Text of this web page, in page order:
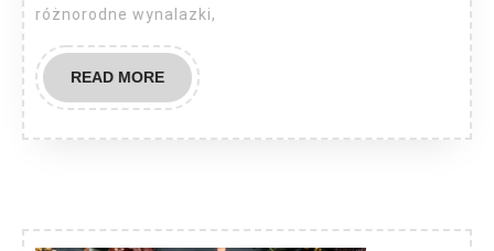
różnorodne wynalazki,
READ MOREREAD
MORE